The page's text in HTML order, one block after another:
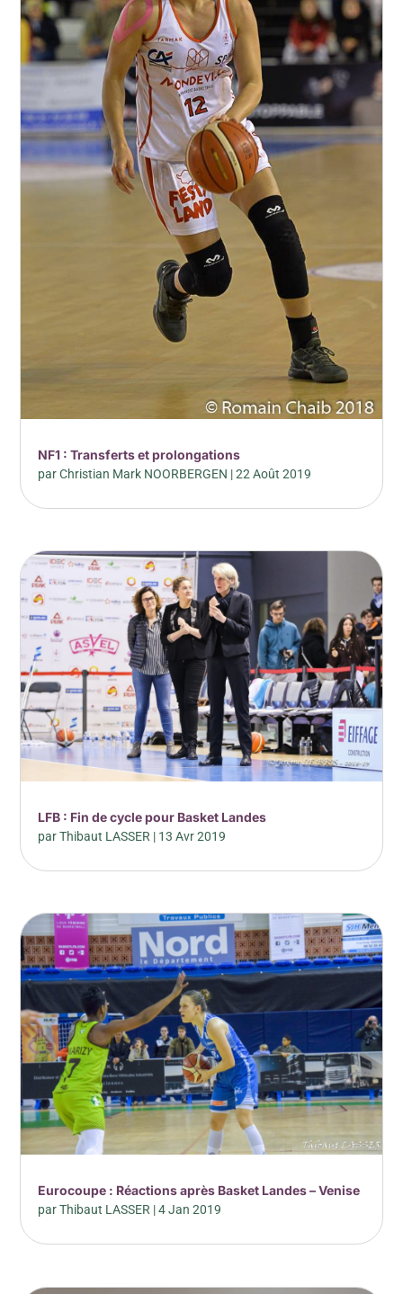
NF1 : Transferts et prolongations
parChristian Mark NOORBERGEN |22 Août 2019
LFB : Fin de cycle pour Basket Landes
parThibaut LASSER | 13 Avr 2019
Eurocoupe : Réactions après Basket Landes – Venise
parThibaut LASSER |4 Jan 2019